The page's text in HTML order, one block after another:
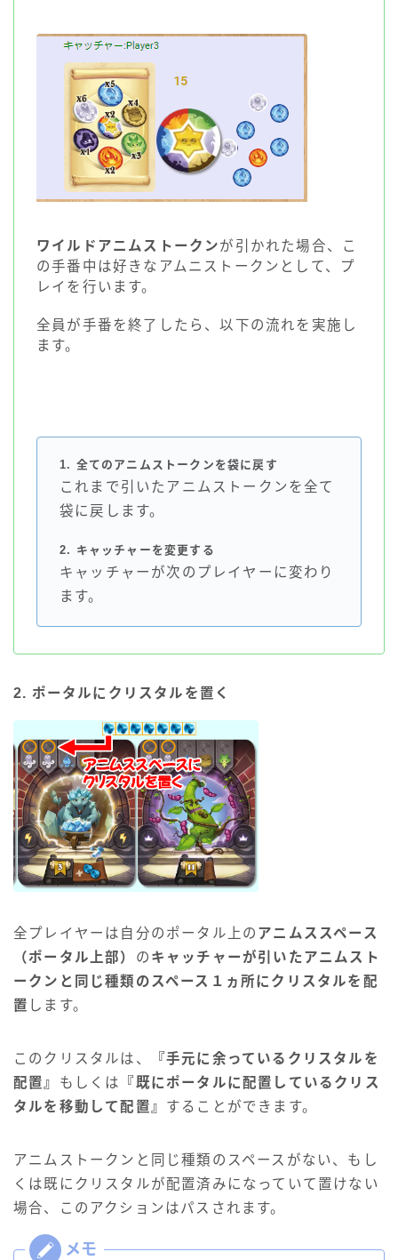
ワイルドアニムストークンが引かれた場合、こ
の手番中は好きなアムニストークンとして、プ
レイを行います。
全員が手番を終了したら、以下の流れを実施し
ます。
1. 全てのアニムストークンを袋に戻す
これまで引いたアニムストークンを全て
袋に戻します。
2. キャッチャーを変更する
キャッチャーが次のプレイヤーに変わり
ます。
2. ポータルにクリスタルを置く
全プレイヤーは自分のポータル上の アニムススペース
（ポータル上部） の キャッチャーが引いたアニムスト
ークンと同じ種類のスペース １ヵ所にクリスタルを配
置 します。
このクリスタルは、
『手元に余っているクリスタルを
配置』 もしくは
『既にポータルに配置しているクリス
タルを移動して配置』 することができます。
アニムストークンと同じ種類のスペースがない、もし
くは既にクリスタルが配置済みになっていて置けない
場合、このアクションはパスされます。